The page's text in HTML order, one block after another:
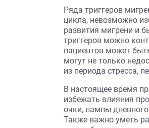
Ряда триггеров
цикла, невозможно
развития мигрени и
триггеров можно
пациентов может
могут не только
из периода стресса,
В настоящее время
избежать влияния
очки, лампы
Также важно уметь